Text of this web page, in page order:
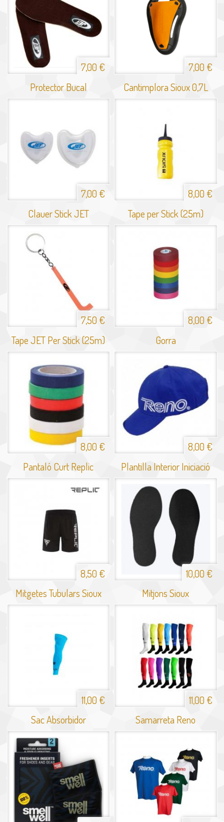
7,00 €
7,00 €
Protector Bucal
7,00 €
Cantimplora Sioux 0,7L
8,00 €
Clauer Stick JET
7,50 €
Tape per Stick (25m)
8,00 €
Tape JET Per Stick (25m)
8,00 €
Gorra
8,00 €
Pantaló Curt Replic
8,50 €
Plantilla Interior Iniciació
10,00 €
Mitgetes Tubulars Sioux
11,00 €
Mitjons Sioux
11,00 €
Sac Absorbidor
Samarreta Reno